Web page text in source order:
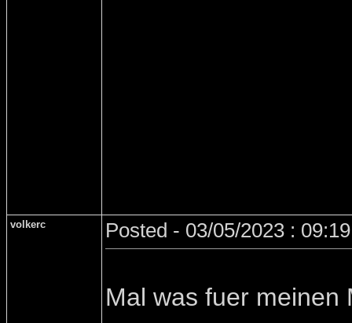
volkerc Posted - 03/05/2023 :
Mal was fuer meinen